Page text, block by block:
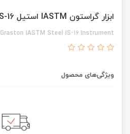
ابزار گراستون IASTM استیل IS-16
Graston IASTM Steel IS-16 Instrument
ویژگی‌های محصول